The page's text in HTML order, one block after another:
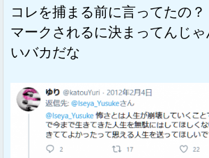
コレを捕まる前に言ってたの？
マークされるに決まってんじ
いバカだな